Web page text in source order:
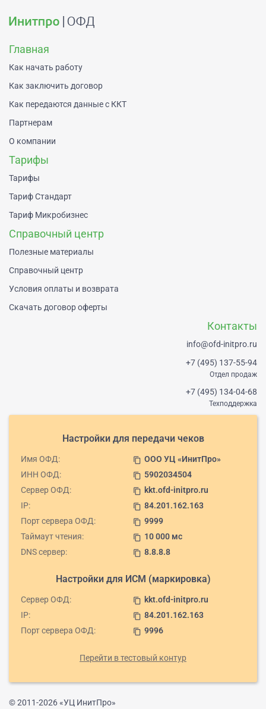
Главная
Как начать работу
Как заключить договор
Как передаются данные с ККТ
Партнерам
О компании
Тарифы
Тарифы
Тариф Стандарт
Тариф Микробизнес
Справочный центр
Полезные материалы
Справочный центр
Условия оплаты и возврата
Скачать договор оферты
Контакты
info@ofd-initpro.ru
+7 (495) 137-55-94
Отдел продаж
+7 (495) 134-04-68
Техподдержка
Настройки для передачи чеков
Имя ОФД: content_copy ООО УЦ «ИнитПро»
ИНН ОФД:
content_copy 5902034504
Сервер ОФД:
content_copy kkt.ofd-initpro.ru
IP:
content_copy 84.201.162.163
Порт сервера ОФД:
content_copy 9999
Таймаут чтения:
content_copy 10 000 мс
DNS сервер:
content_copy 8.8.8.8
Настройки для ИСМ (маркировка)
Сервер ОФД: content_copy kkt.ofd-initpro.ru
IP:
content_copy 84.201.162.163
Порт сервера ОФД:
content_copy 9996
Перейти в тестовый контур
© 2011-2026 «УЦ ИнитПро»